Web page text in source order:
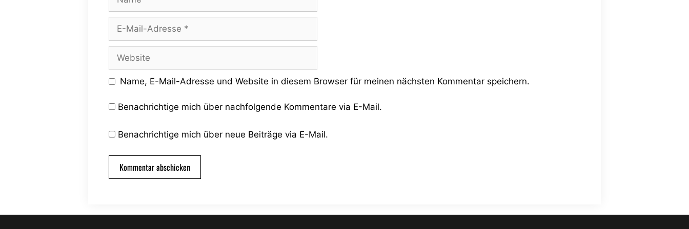
Mail-
Adresse
Name, E-Mail-Adresse und Website in diesem Browser für meinen nächsten Kommentar speichern.
Benachrichtige mich über nachfolgende Kommentare via E-Mail.
Benachrichtige mich über neue Beiträge via E-Mail.